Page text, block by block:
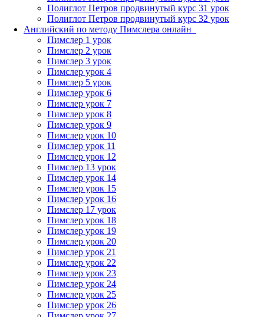
Полиглот Петров продвинутый курс 31 урок
Полиглот Петров продвинутый курс 32 урок
Английский по методу Пимслера онлайн_
Пимслер 1 урок
Пимслер 2 урок
Пимслер 3 урок
Пимслер урок 4
Пимслер 5 урок
Пимслер урок 6
Пимслер урок 7
Пимслер урок 8
Пимслер урок 9
Пимслер урок 10
Пимслер урок 11
Пимслер урок 12
Пимслер 13 урок
Пимслер урок 14
Пимслер урок 15
Пимслер урок 16
Пимслер 17 урок
Пимслер урок 18
Пимслер урок 19
Пимслер урок 20
Пимслер урок 21
Пимслер урок 22
Пимслер урок 23
Пимслер урок 24
Пимслер урок 25
Пимслер урок 26